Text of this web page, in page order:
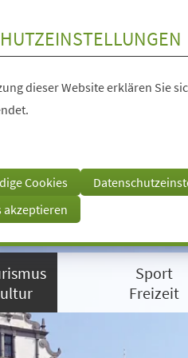
dieser Website erklären Sie
Cookies
akzeptieren
Sport
Freizeit